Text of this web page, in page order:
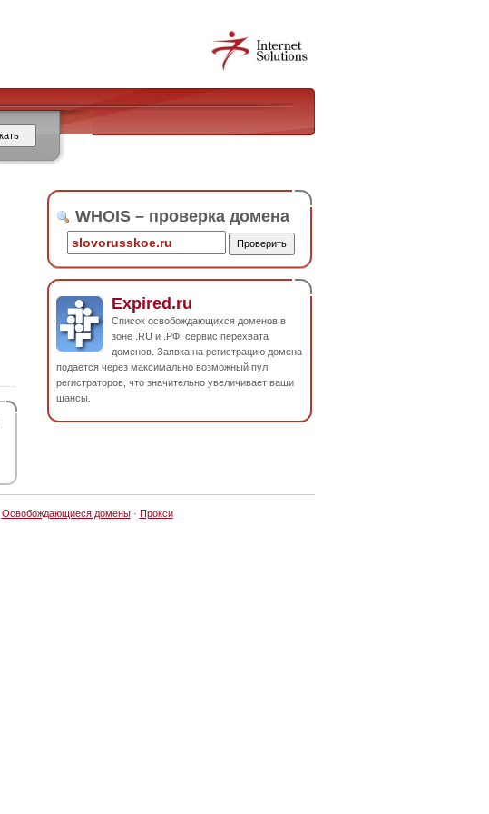
WHOIS – проверка домена
Expired.ru
Список освобождающихся доменов в
зоне .RU и .РФ, сервис перехвата
доменов. Заявка на регистрацию домена
подается через максимально возможный пул
регистраторов, что значительно увеличивает ваши
шансы.
Освобождающиеся домены· Прокси